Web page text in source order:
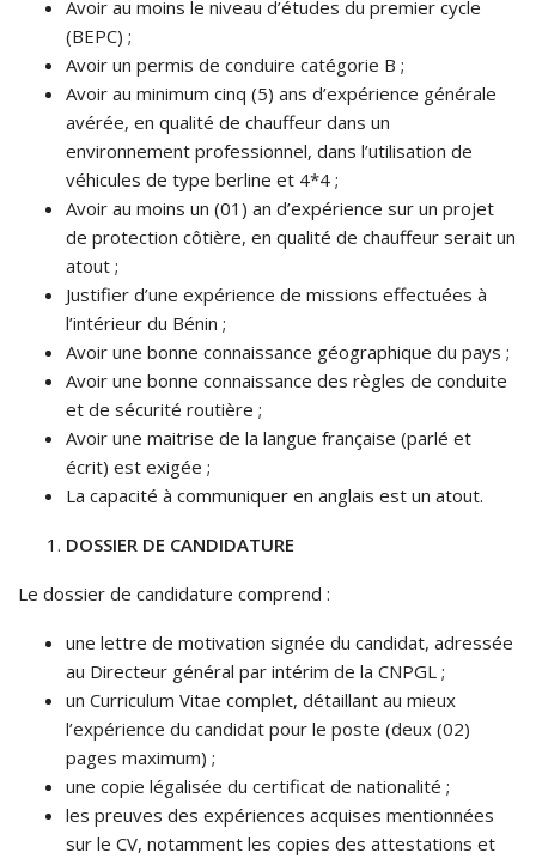
Avoir au moins le niveau d’études du premier cycle
(BEPC) ;
Avoir un permis de conduire catégorie B ;
Avoir au minimum cinq (5) ans d’expérience générale
avérée, en qualité de chauffeur dans un
environnement professionnel, dans l’utilisation de
véhicules de type berline et 4*4 ;
Avoir au moins un (01) an d’expérience sur un projet
de protection côtière, en qualité de chauffeur serait un
atout ;
Justifier d’une expérience de missions effectuées à
l’intérieur du Bénin ;
Avoir une bonne connaissance géographique du pays ;
Avoir une bonne connaissance des règles de conduite
et de sécurité routière ;
Avoir une maitrise de la langue française (parlé et
écrit) est exigée ;
La capacité à communiquer en anglais est un atout.
DOSSIER DE CANDIDATURE
Le dossier de candidature comprend :
une lettre de motivation signée du candidat, adressée
au Directeur général par intérim de la CNPGL ;
un Curriculum Vitae complet, détaillant au mieux
l’expérience du candidat pour le poste (deux (02)
pages maximum) ;
une copie légalisée du certificat de nationalité ;
les preuves des expériences acquises mentionnées
sur le CV, notamment les copies des attestations et